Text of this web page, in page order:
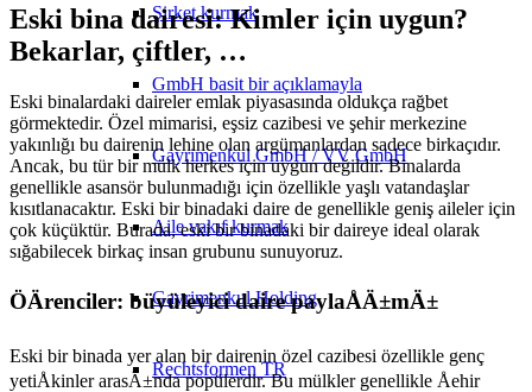
Şirket kurmak
GmbH basit bir açıklamayla
Gayrimenkul GmbH / VV GmbH
Aile vakıf kurmak
Gayrimenkul Holding
Rechtsformen TR
Eski bina dairesi: Kimler için uygun?
Bekarlar, çiftler, …
Eski binalardaki daireler emlak piyasasında oldukça rağbet
görmektedir. Özel mimarisi, eşsiz cazibesi ve şehir merkezine
yakınlığı bu dairenin lehine olan argümanlardan sadece birkaçıdır.
Ancak, bu tür bir mülk herkes için uygun değildir. Binalarda
genellikle asansör bulunmadığı için özellikle yaşlı vatandaşlar
kısıtlanacaktır. Eski bir binadaki daire de genellikle geniş aileler için
çok küçüktür. Burada, eski bir binadaki bir daireye ideal olarak
sığabilecek birkaç insan grubunu sunuyoruz.
ÖÄrenciler: büyüleyici daire paylaÅÄ±mÄ±
Eski bir binada yer alan bir dairenin özel cazibesi özellikle genç
yetiÅkinler arasÄ±nda popülerdir. Bu mülkler genellikle Åehir